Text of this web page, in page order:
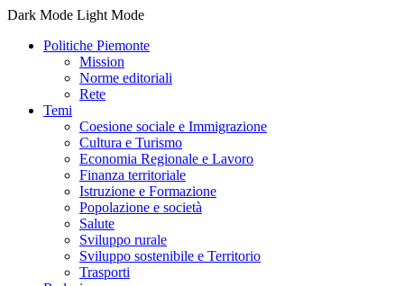
Dark Mode Light Mode
Politiche Piemonte
Mission
Norme editoriali
Rete
Temi
Coesione sociale e Immigrazione
Cultura e Turismo
Economia Regionale e Lavoro
Finanza territoriale
Istruzione e Formazione
Popolazione e società
Salute
Sviluppo rurale
Sviluppo sostenibile e Territorio
Trasporti